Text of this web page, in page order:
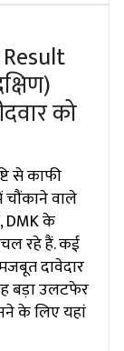
को
से काफी
चौंकाने वाले
DMK के
चल रहे हैं. कई
दावेदार
बड़ा उलटफेर
के लिए यहां